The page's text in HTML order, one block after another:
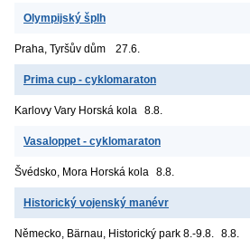
Olympijský šplh
Praha, Tyršův dům 27.6.
Prima cup - cyklomaraton
Karlovy Vary Horská kola 8.8.
Vasaloppet - cyklomaraton
Švédsko, Mora Horská kola 8.8.
Historický vojenský manévr
Německo, Bärnau, Historický park 8.-9.8. 8.8.